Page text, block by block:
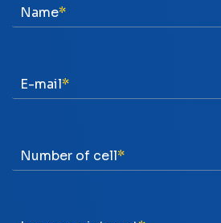
Name
E-mail
Number of cell